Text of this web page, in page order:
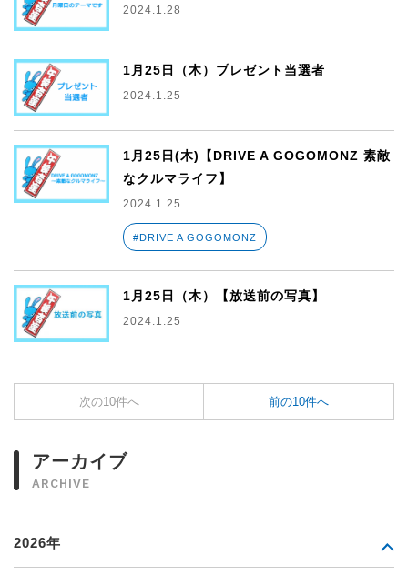
2024.1.28
1月25日（木）プレゼント当選者
2024.1.25
1月25日(木)【DRIVE A GOGOMONZ 素敵
なクルマライフ】
2024.1.25
#DRIVE A GOGOMONZ
1月25日（木）【放送前の写真】
2024.1.25
次の10件へ 前の10件へ
アーカイブ
ARCHIVE
2026年